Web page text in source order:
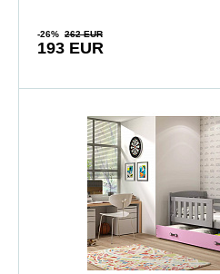
-26% 262 EUR
193 EUR